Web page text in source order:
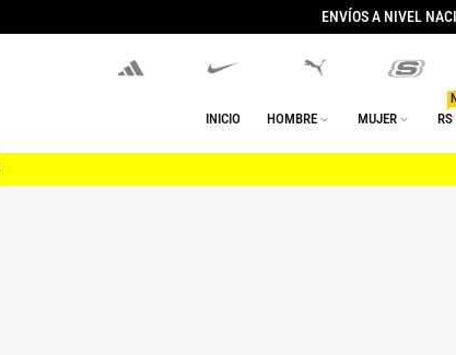
ENVÍOS A NIVEL
INICIO HOMBRE MUJER RS